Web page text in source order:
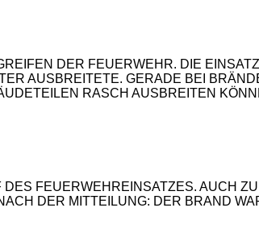
DER FEUERWEHR. DIE
AUSBREITETE. GERADE BEI
RASCH AUSBREITEN
FEUERWEHREINSATZES. AUCH
DER MITTEILUNG: DER BRAND